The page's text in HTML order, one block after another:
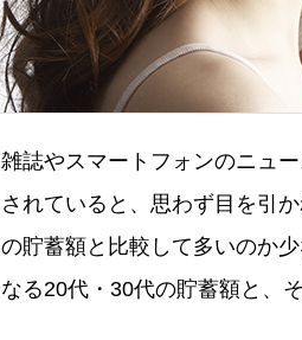
雑誌やスマートフォンのニュ
されていると、思わず目を引
の貯蓄額と比較して多いのか
なる20代・30代の貯蓄額と、